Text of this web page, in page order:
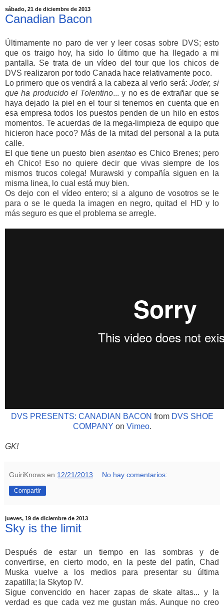
sábado, 21 de diciembre de 2013
Canadian Bacon
Últimamente no paro de ver y leer cosas sobre DVS; esto
que os traigo hoy, ha sido lo último que ha llegado a mi
pantalla. Se trata de un vídeo del tour que los chicos de
DVS realizaron por todo Canada hace relativamente poco.
Lo primero que os vendrá a la cabeza al verlo será: Joder, si
que ha producido el Tolentino... y no es de extrañar que se
haya dejado la piel en el tour si tenemos en cuenta que en
esa empresa todos los puestos penden de un hilo en estos
momentos. Te acuerdas de la mega-limpieza de equipo que
hicieron hace poco? Más de la mitad del personal a la puta
calle.
El que tiene un puesto bien asentaoes Chico Brenes; pero
eh Chico! Eso no quiere decir que vivas siempre de los
mismos trucos colega! Murawski y compañía siguen en la
misma linea, lo cual está muy bien.
Os dejo con el vídeo entero; si a alguno de vosotros se le
para o se le queda la imagen en negro, quitad el HD y lo
más seguro es que el problema se arregle.
DVS PRESENTS: CANADIAN BACON from DVS SHOE
COMPANY on Vimeo.
GK!
GuiriKnows en 12/21/2013 No hay comentarios:
Compartir
jueves, 19 de diciembre de 2013
Sky is the limit
Después de estar un tiempo en las sombras y de
convertirse, en cierto modo, en la peste del patín, Chad
Muska vuelve a los medios para presentar su última
zapatilla; la Skytop IV.
Sigue convencido en hacer zapas de skate altas... y la
verdad es que cada vez me gustan más. Aunque no creo